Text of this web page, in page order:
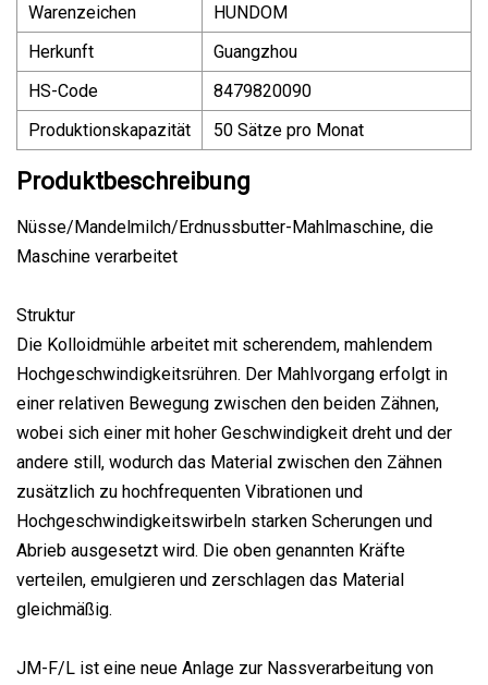
Warenzeichen
HUNDOM
Herkunft
Guangzhou
HS-Code
8479820090
Produktionskapazität
50 Sätze pro Monat
Produktbeschreibung
Nüsse/Mandelmilch/Erdnussbutter-Mahlmaschine, die
Maschine verarbeitet
Struktur
Die Kolloidmühle arbeitet mit scherendem, mahlendem
Hochgeschwindigkeitsrühren. Der Mahlvorgang erfolgt in
einer relativen Bewegung zwischen den beiden Zähnen,
wobei sich einer mit hoher Geschwindigkeit dreht und der
andere still, wodurch das Material zwischen den Zähnen
zusätzlich zu hochfrequenten Vibrationen und
Hochgeschwindigkeitswirbeln starken Scherungen und
Abrieb ausgesetzt wird. Die oben genannten Kräfte
verteilen, emulgieren und zerschlagen das Material
gleichmäßig.
JM-F/L ist eine neue Anlage zur Nassverarbeitung von